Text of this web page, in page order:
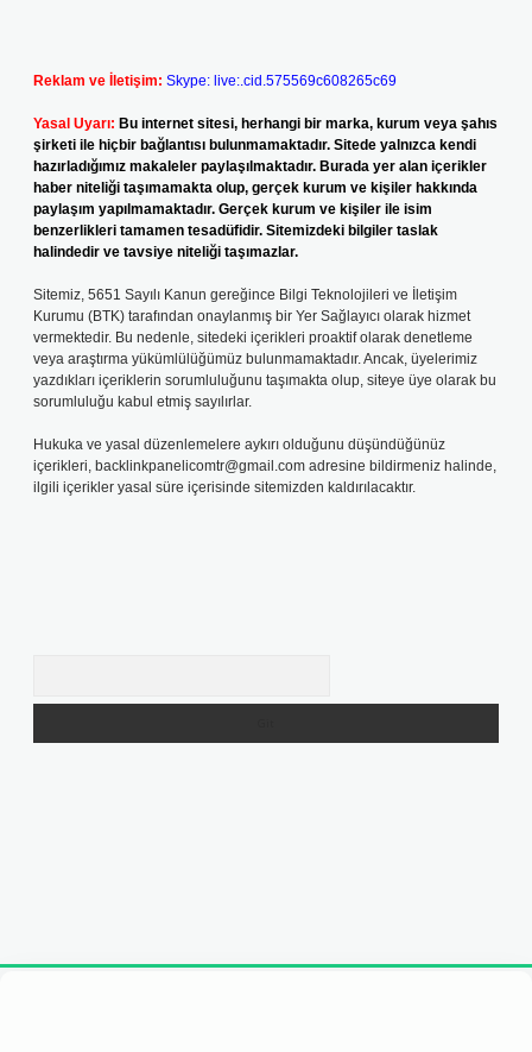
Reklam ve İletişim: Skype: live:.cid.575569c608265c69
Yasal Uyarı: Bu internet sitesi, herhangi bir marka, kurum veya şahıs
şirketi ile hiçbir bağlantısı bulunmamaktadır. Sitede yalnızca kendi
hazırladığımız makaleler paylaşılmaktadır. Burada yer alan içerikler
haber niteliği taşımamakta olup, gerçek kurum ve kişiler hakkında
paylaşım yapılmamaktadır. Gerçek kurum ve kişiler ile isim
benzerlikleri tamamen tesadüfidir. Sitemizdeki bilgiler taslak
halindedir ve tavsiye niteliği taşımazlar.
Sitemiz, 5651 Sayılı Kanun gereğince Bilgi Teknolojileri ve İletişim
Kurumu (BTK) tarafından onaylanmış bir Yer Sağlayıcı olarak hizmet
vermektedir. Bu nedenle, sitedeki içerikleri proaktif olarak denetleme
veya araştırma yükümlülüğümüz bulunmamaktadır. Ancak, üyelerimiz
yazdıkları içeriklerin sorumluluğunu taşımakta olup, siteye üye olarak bu
sorumluluğu kabul etmiş sayılırlar.
Hukuka ve yasal düzenlemelere aykırı olduğunu düşündüğünüz
içerikleri, backlinkpanelicomtr@gmail.com adresine bildirmeniz halinde,
ilgili içerikler yasal süre içerisinde sitemizden kaldırılacaktır.